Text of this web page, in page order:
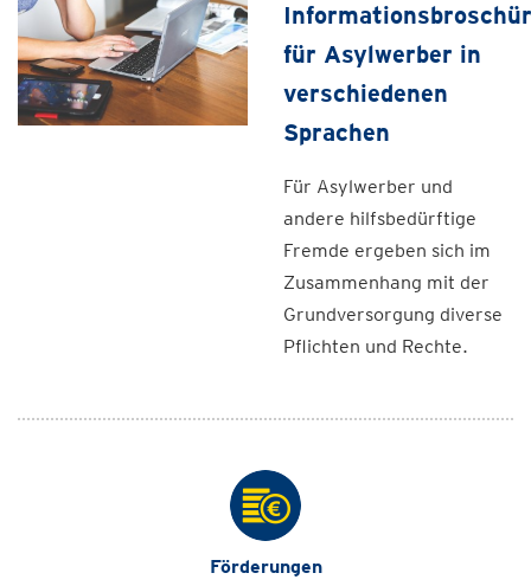
für Asylwerber in
verschiedenen
Sprachen
Für Asylwerber und
andere hilfsbedürftige
Fremde ergeben sich im
Zusammenhang mit der
Grundversorgung diverse
Pflichten und Rechte.
Förderungen